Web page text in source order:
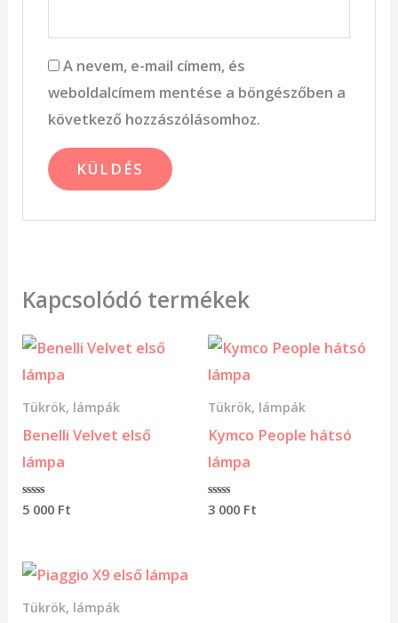
A nevem, e-mail címem, és
weboldalcímem mentése a böngészőben a
következő hozzászólásomhoz.
Kapcsolódó termékek
Tükrök, lámpák
Benelli Velvet első
lámpa
Értékelés:
5 000 Ft
Tükrök, lámpák
Kymco People hátsó
lámpa
Értékelés:
3 000 Ft
Tükrök, lámpák